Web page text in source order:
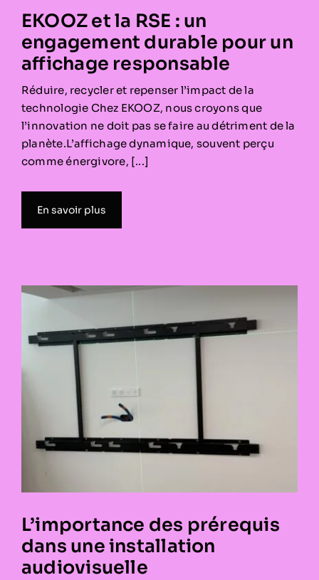
EKOOZ et la RSE : un
engagement durable pour un
affichage responsable
Réduire, recycler et repenser l’impact de la
technologie Chez EKOOZ, nous croyons que
l’innovation ne doit pas se faire au détriment de la
planète.L’affichage dynamique, souvent perçu
comme énergivore, [...]
En savoir plus
L’importance des prérequis
dans une installation
audiovisuelle